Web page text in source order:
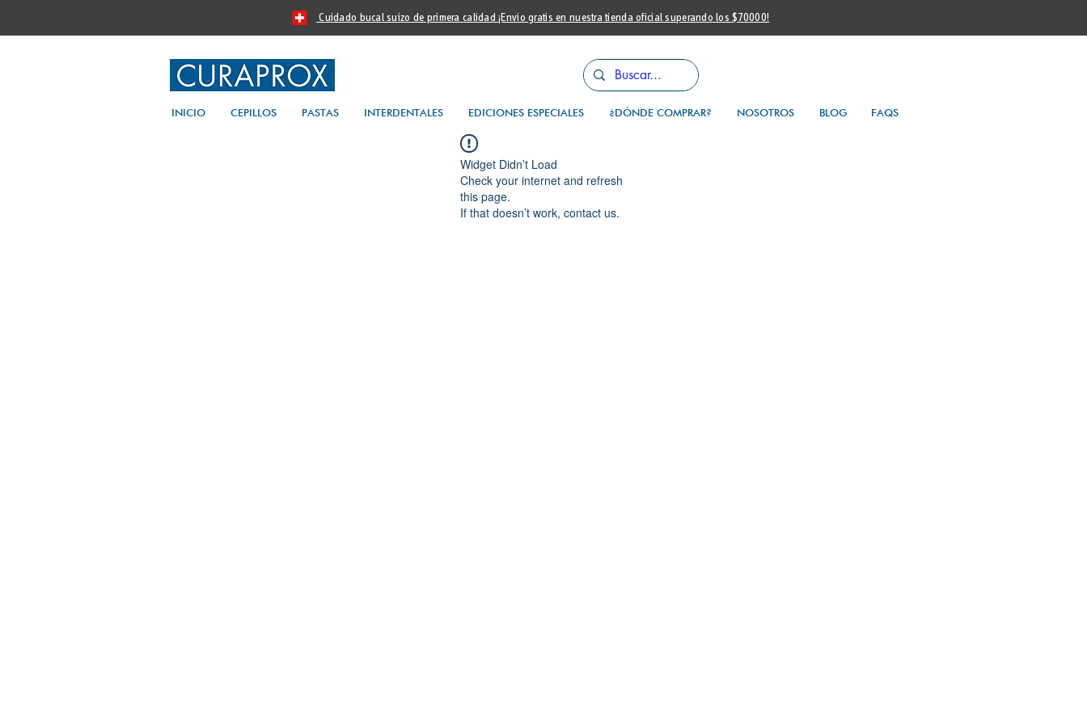
Cuidado bucal suizo de primera calidad ¡Envio gratis en nuestra tienda oficial superando los $70000!
INICIO CEPILLOS PASTAS INTERDENTALES EDICIONES ESPECIALES ¿DÓNDE COMPRAR? NOSOTROS BLOG FAQS
Widget Didn’t Load
Check your internet and refresh
this page.
If that doesn’t work, contact us.